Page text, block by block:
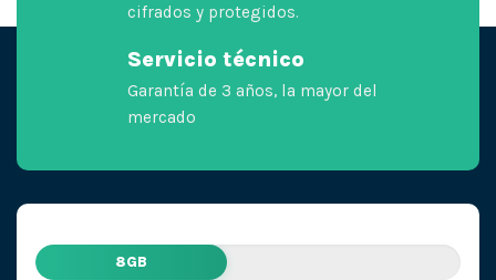
cifrados y protegidos.
Servicio técnico
Garantía de 3 años, la mayor del
mercado
8GB